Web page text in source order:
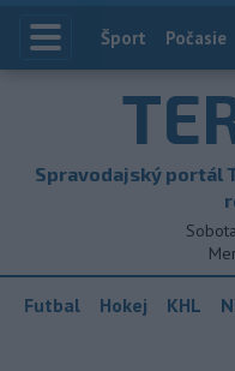
Index
Šport Počasie
Spravodajský portál
Sobota
Futbal Hokej KHL